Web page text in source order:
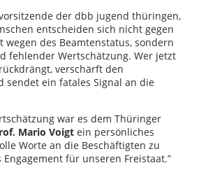
der dbb jugend thüringen,
entscheiden sich nicht gegen
des Beamtenstatus, sondern
fehlender Wertschätzung. Wer jetzt
verschärft den
sendet ein fatales Signal an die
war es dem Thüringer
Mario Voigt ein persönliches
Worte an die Beschäftigten zu
für unseren Freistaat.”